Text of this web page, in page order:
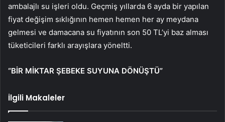
ambalajlı su işleri oldu. Geçmiş yıllarda 6 ayda bir yapılan
fiyat değişim sıklığının hemen hemen her ay meydana
gelmesi ve damacana su fiyatının son 50 TL’yi baz alması
tüketicileri farklı arayışlara yöneltti.
“BİR MİKTAR ŞEBEKE SUYUNA DÖNÜŞTÜ”
İlgili Makaleler